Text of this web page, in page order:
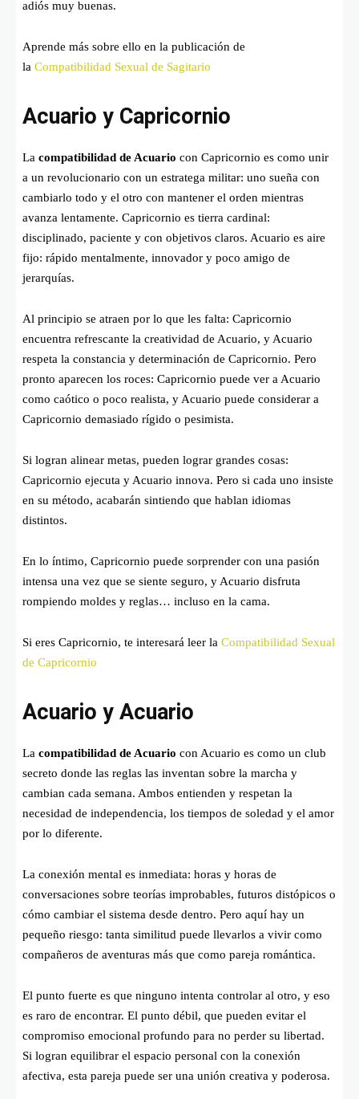
adiós muy buenas.
Aprende más sobre ello en la publicación de
la Compatibilidad Sexual de Sagitario
Acuario y Capricornio
La compatibilidad de Acuario con Capricornio es como unir
a un revolucionario con un estratega militar: uno sueña con
cambiarlo todo y el otro con mantener el orden mientras
avanza lentamente. Capricornio es tierra cardinal:
disciplinado, paciente y con objetivos claros. Acuario es aire
fijo: rápido mentalmente, innovador y poco amigo de
jerarquías.
Al principio se atraen por lo que les falta: Capricornio
encuentra refrescante la creatividad de Acuario, y Acuario
respeta la constancia y determinación de Capricornio. Pero
pronto aparecen los roces: Capricornio puede ver a Acuario
como caótico o poco realista, y Acuario puede considerar a
Capricornio demasiado rígido o pesimista.
Si logran alinear metas, pueden lograr grandes cosas:
Capricornio ejecuta y Acuario innova. Pero si cada uno insiste
en su método, acabarán sintiendo que hablan idiomas
distintos.
En lo íntimo, Capricornio puede sorprender con una pasión
intensa una vez que se siente seguro, y Acuario disfruta
rompiendo moldes y reglas… incluso en la cama.
Si eres Capricornio, te interesará leer la Compatibilidad Sexual
de Capricornio
Acuario y Acuario
La compatibilidad de Acuario con Acuario es como un club
secreto donde las reglas las inventan sobre la marcha y
cambian cada semana. Ambos entienden y respetan la
necesidad de independencia, los tiempos de soledad y el amor
por lo diferente.
La conexión mental es inmediata: horas y horas de
conversaciones sobre teorías improbables, futuros distópicos o
cómo cambiar el sistema desde dentro. Pero aquí hay un
pequeño riesgo: tanta similitud puede llevarlos a vivir como
compañeros de aventuras más que como pareja romántica.
El punto fuerte es que ninguno intenta controlar al otro, y eso
es raro de encontrar. El punto débil, que pueden evitar el
compromiso emocional profundo para no perder su libertad.
Si logran equilibrar el espacio personal con la conexión
afectiva, esta pareja puede ser una unión creativa y poderosa.